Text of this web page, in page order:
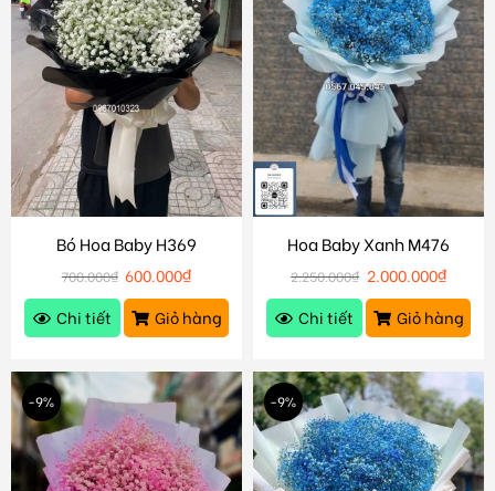
Bó Hoa Baby H369
700.000₫ 600.000₫
Chi tiết
Giỏ hàng
Hoa Baby Xanh M476
2.250.000₫ 2.000.000₫
Chi tiết
Giỏ hàng
-9% -9%